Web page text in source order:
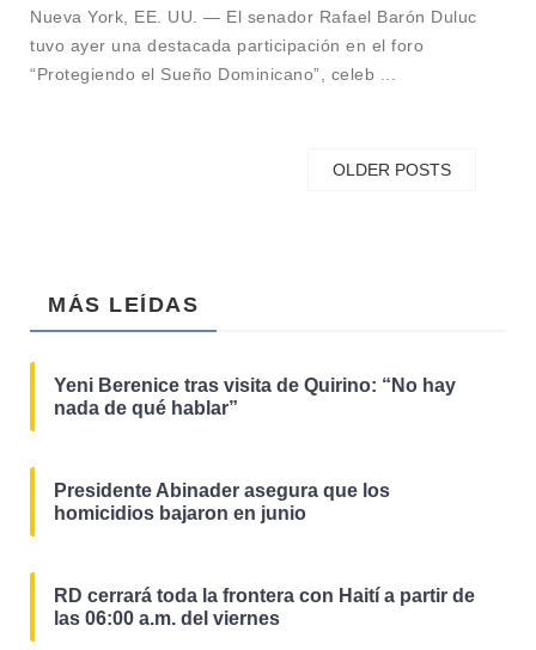
Nueva York, EE. UU. — El senador Rafael Barón Duluc
tuvo ayer una destacada participación en el foro
“Protegiendo el Sueño Dominicano”, celeb
OLDER POSTS
MÁS LEÍDAS
Yeni Berenice tras visita de Quirino: “No hay
nada de qué hablar”
Presidente Abinader asegura que los
homicidios bajaron en junio
RD cerrará toda la frontera con Haití a partir de
las 06:00 a.m. del viernes